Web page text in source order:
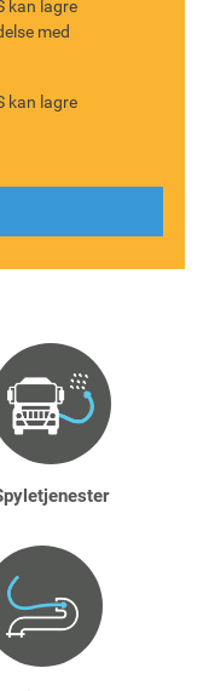
kan lagre
med
kan lagre